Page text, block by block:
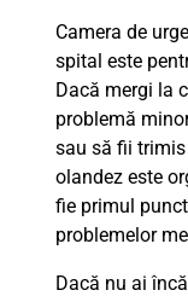
Camera de
spital este
Dacă mergi la
problemă
sau să fii
olandez este
fie primul
problemelor
Dacă nu ai